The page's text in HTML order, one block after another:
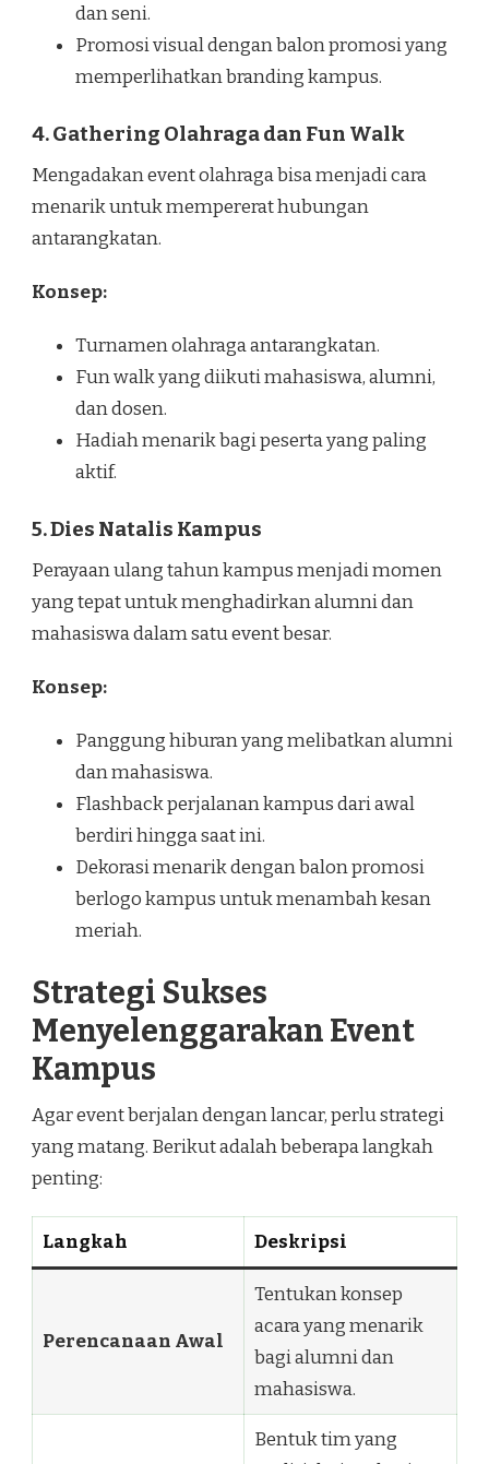
dan seni.
Promosi visual dengan balon promosi yang
memperlihatkan branding kampus.
4. Gathering Olahraga dan Fun Walk
Mengadakan event olahraga bisa menjadi cara
menarik untuk mempererat hubungan
antarangkatan.
Konsep:
Turnamen olahraga antarangkatan.
Fun walk yang diikuti mahasiswa, alumni,
dan dosen.
Hadiah menarik bagi peserta yang paling
aktif.
5. Dies Natalis Kampus
Perayaan ulang tahun kampus menjadi momen
yang tepat untuk menghadirkan alumni dan
mahasiswa dalam satu event besar.
Konsep:
Panggung hiburan yang melibatkan alumni
dan mahasiswa.
Flashback perjalanan kampus dari awal
berdiri hingga saat ini.
Dekorasi menarik dengan balon promosi
berlogo kampus untuk menambah kesan
meriah.
Strategi Sukses
Menyelenggarakan Event
Kampus
Agar event berjalan dengan lancar, perlu strategi
yang matang. Berikut adalah beberapa langkah
penting:
Langkah Deskripsi
Perencanaan Awal
Tentukan konsep
acara yang menarik
bagi alumni dan
mahasiswa.
Bentuk tim yang